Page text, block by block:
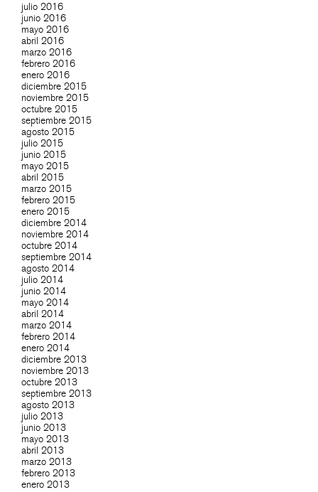
julio 2016
junio 2016
mayo 2016
abril 2016
marzo 2016
febrero 2016
enero 2016
diciembre 2015
noviembre 2015
octubre 2015
septiembre 2015
agosto 2015
julio 2015
junio 2015
mayo 2015
abril 2015
marzo 2015
febrero 2015
enero 2015
diciembre 2014
noviembre 2014
octubre 2014
septiembre 2014
agosto 2014
julio 2014
junio 2014
mayo 2014
abril 2014
marzo 2014
febrero 2014
enero 2014
diciembre 2013
noviembre 2013
octubre 2013
septiembre 2013
agosto 2013
julio 2013
junio 2013
mayo 2013
abril 2013
marzo 2013
febrero 2013
enero 2013